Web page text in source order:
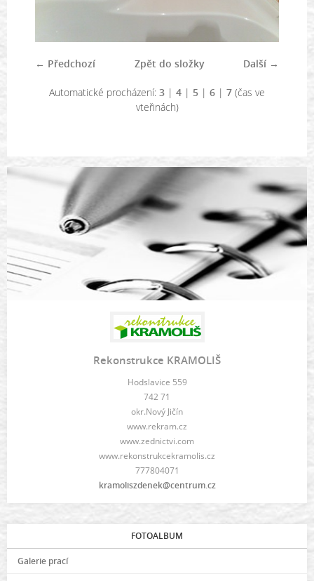
← Předchozí Další →
Zpět do složky
Automatické procházení: 3 | 4 | 5 | 6 | 7 (čas ve
vteřinách)
Rekonstrukce KRAMOLIŠ
Hodslavice 559
742 71
okr.Nový Jičín
www.rekram.cz
www.zednictvi.com
www.rekonstrukcekramolis.cz
777804071
kramoliszdenek@centrum.cz
FOTOALBUM
Galerie prací